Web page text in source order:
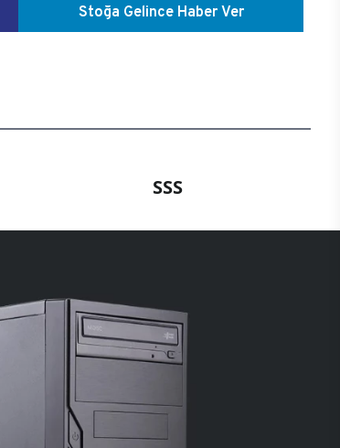
Stoğa Gelince Haber Ver
SSS